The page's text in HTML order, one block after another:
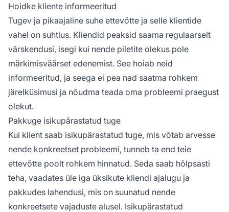
Hoidke kliente informeeritud
Tugev ja pikaajaline suhe ettevõtte ja selle klientide
vahel on suhtlus. Kliendid peaksid saama regulaarselt
värskendusi, isegi kui nende piletite olekus pole
märkimisväärset edenemist. See hoiab neid
informeeritud, ja seega ei pea nad saatma rohkem
järelküsimusi ja nõudma teada oma probleemi praegust
olekut.
Pakkuge isikupärastatud tuge
Kui klient saab isikupärastatud tuge, mis võtab arvesse
nende konkreetset probleemi, tunneb ta end teie
ettevõtte poolt rohkem hinnatud. Seda saab hõlpsasti
teha, vaadates üle iga üksikute kliendi ajalugu ja
pakkudes lahendusi, mis on suunatud nende
konkreetsete vajaduste alusel. Isikupärastatud